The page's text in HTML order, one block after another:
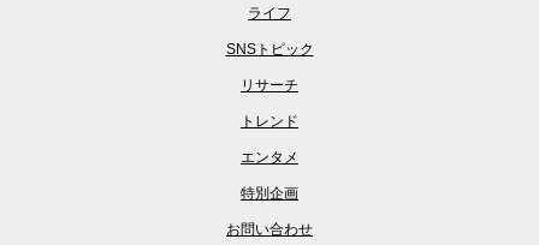
ライフ
SNSトピック
リサーチ
トレンド
エンタメ
特別企画
お問い合わせ